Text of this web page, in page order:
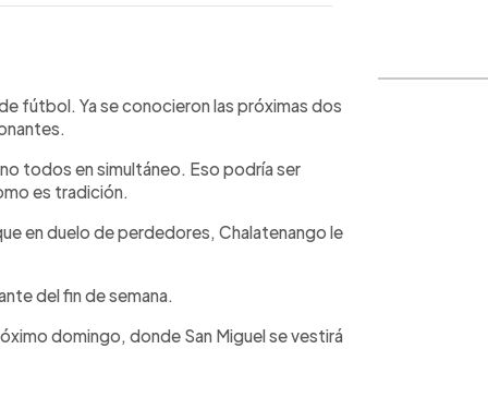
fútbol. Ya se conocieron las próximas dos
todos en simultáneo. Eso podría ser
es tradición.
en duelo de perdedores, Chalatenango le
del fin de semana.
domingo, donde San Miguel se vestirá